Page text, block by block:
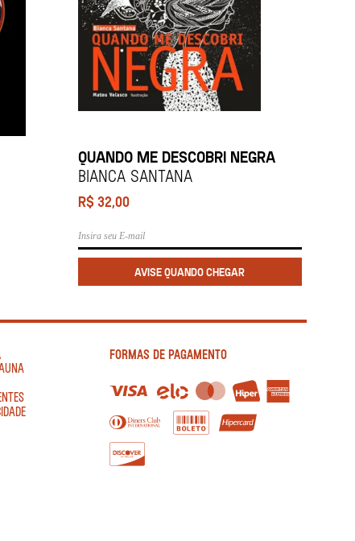
QUANDO ME DESCOBRI NEGRA
BIANCA SANTANA
R$ 32,00
FORMAS DE PAGAMENTO